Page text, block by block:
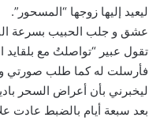
ليعيد إليها زوجها “المسحور”.
عشق و جلب الحبيب بسرعة
تقول عبير “تواصلتُ مع
فأرسلت له كما طلب صورتي
ليخبرني بأن أعراض السحر
بعد سبعة أيام بالضبط عادت